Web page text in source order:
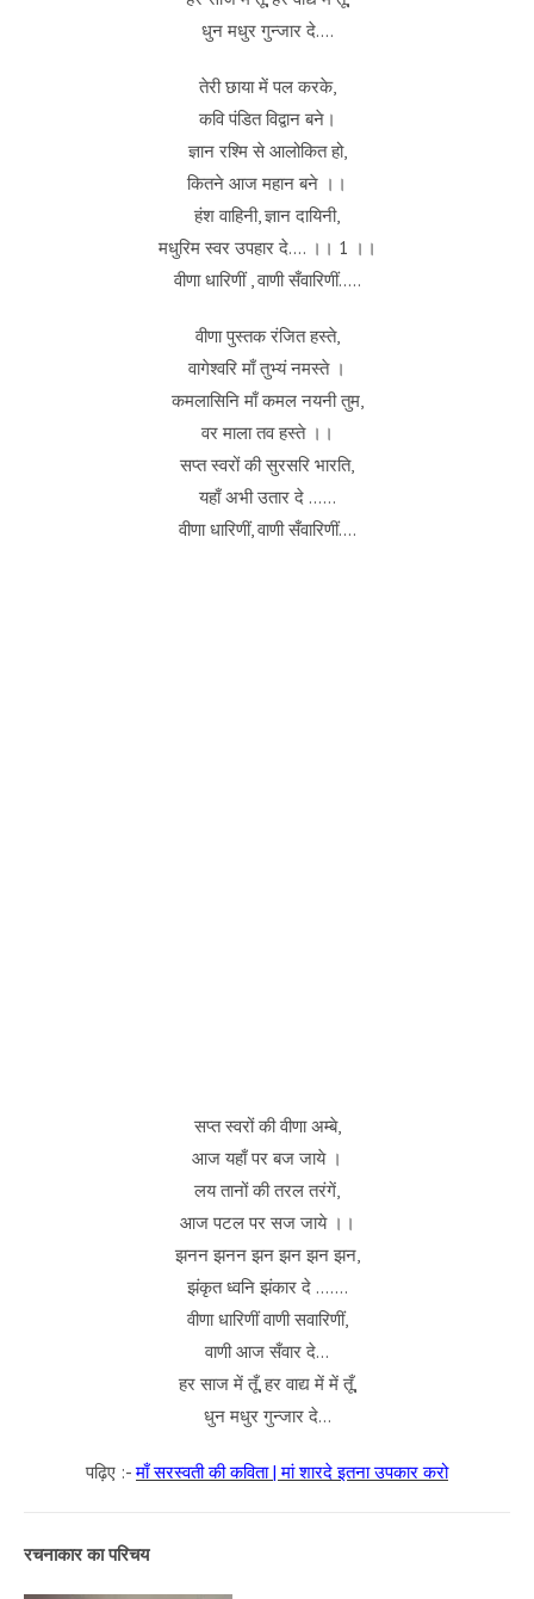
धुन मधुर गुन्जार दे….
तेरी छाया में पल करके,
कवि पंडित विद्वान बने।
ज्ञान रश्मि से आलोकित हो,
कितने आज महान बने ।।
हंश वाहिनी, ज्ञान दायिनी,
मधुरिम स्वर उपहार दे…. ।। 1 ।।
वीणा धारिणीं , वाणी सँवारिणीं…..
वीणा पुस्तक रंजित हस्ते,
वागेश्वरि माँ तुभ्यं नमस्ते ।
कमलासिनि माँ कमल नयनी तुम,
वर माला तव हस्ते ।।
सप्त स्वरों की सुरसरि भारति,
यहाँ अभी उतार दे ……
वीणा धारिणीं, वाणी सँवारिणीं….
सप्त स्वरों की वीणा अम्बे,
आज यहाँ पर बज जाये ।
लय तानों की तरल तरंगें,
आज पटल पर सज जाये ।।
झनन झनन झन झन झन झन,
झंकृत ध्वनि झंकार दे …….
वीणा धारिणीं वाणी सवारिणीं,
वाणी आज सँवार दे…
हर साज में तूँ, हर वाद्य में में तूँ,
धुन मधुर गुन्जार दे…
पढ़िए :-माँ सरस्वती की कविता | मां शारदे इतना उपकार करो
रचनाकार का परिचय